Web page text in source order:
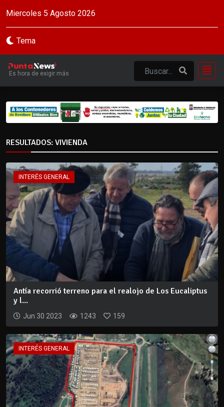
Miercoles 5 Agosto 2026
Tema
Es hora de exigir más
RESULTADOS: VIVIENDA
INTERÉS GENERAL
Antía recorrió terreno para el realojo de Los Eucaliptus
y l...
Jun 30 2023 1243 159
INTERÉS GENERAL